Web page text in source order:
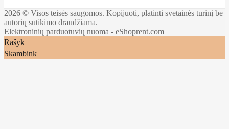
2026 © Visos teisės saugomos. Kopijuoti, platinti svetainės turinį be
autorių sutikimo draudžiama.
Elektroninių parduotuvių nuoma - eShoprent.com
Rašyk
Skambink